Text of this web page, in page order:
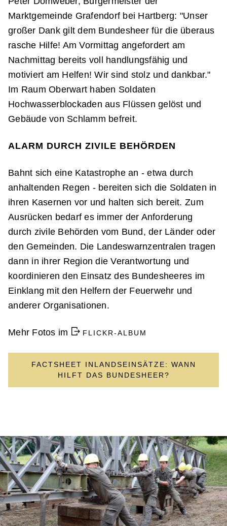
Marktgemeinde Grafendorf bei Hartberg: "Unser
großer Dank gilt dem Bundesheer für die überaus
rasche Hilfe! Am Vormittag angefordert am
Nachmittag bereits voll handlungsfähig und
motiviert am Helfen! Wir sind stolz und dankbar."
Im Raum Oberwart haben Soldaten
Hochwasserblockaden aus Flüssen gelöst und
Gebäude von Schlamm befreit.
ALARM DURCH ZIVILE BEHÖRDEN
Bahnt sich eine Katastrophe an - etwa durch
anhaltenden Regen - bereiten sich die Soldaten in
ihren Kasernen vor und halten sich bereit. Zum
Ausrücken bedarf es immer der Anforderung
durch zivile Behörden vom Bund, der Länder oder
den Gemeinden. Die Landeswarnzentralen tragen
dann in ihrer Region die Verantwortung und
koordinieren den Einsatz des Bundesheeres im
Einklang mit den Helfern der Feuerwehr und
anderer Organisationen.
Mehr Fotos im FLICKR-ALBUM
FACTSHEET INLANDSEINSÄTZE: WANN
HILFT DAS BUNDESHEER?